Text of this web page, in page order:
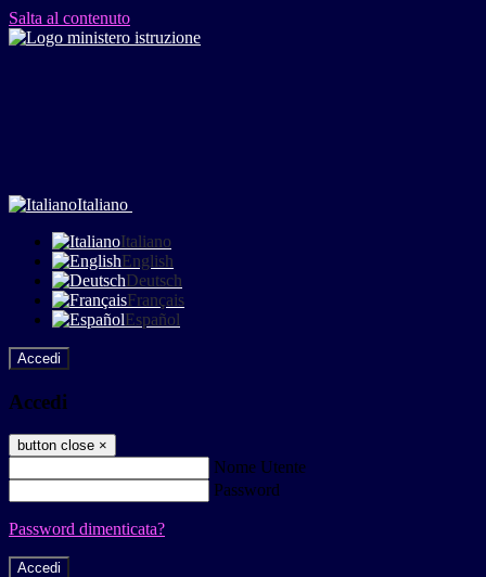
Salta al contenuto
Italiano
Italiano
English
Deutsch
Français
Español
Accedi
Accedi
button close ×
Nome Utente
Password
Password dimenticata?